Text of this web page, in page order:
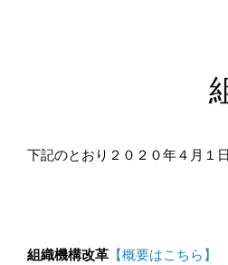
下記のとおり ２０２０年４月１
組織機構改革 【概要はこちら】